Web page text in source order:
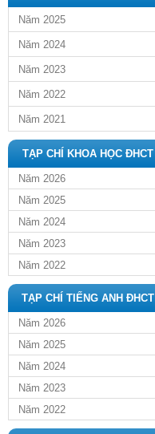
Năm 2025
Năm 2024
Năm 2023
Năm 2022
Năm 2021
TẠP CHÍ KHOA HỌC ĐHCT
Năm 2026
Năm 2025
Năm 2024
Năm 2023
Năm 2022
TẠP CHÍ TIẾNG ANH ĐHCT
Năm 2026
Năm 2025
Năm 2024
Năm 2023
Năm 2022